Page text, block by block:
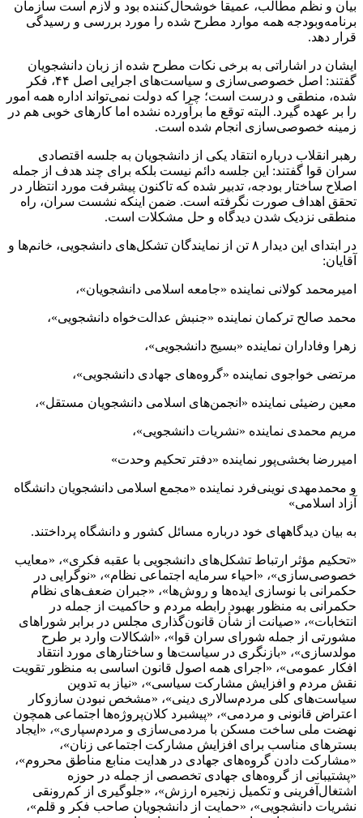
بیان و نظم مطالب، عمیقا خوشحال‌کننده بود و لازم است سازمان
برنامه‌وبودجه همه موارد مطرح شده را مورد بررسی و رسیدگی
قرار دهد.
ایشان در اشاراتی به برخی نکات مطرح شده از زبان دانشجویان
گفتند: اصل خصوصی‌سازی و سیاست‌های اجرایی اصل ۴۴، فکر
شده، منطقی و درست است؛ چرا که دولت نمی‌تواند اداره همه امور
را بر عهده گیرد. البته توقع ما برآورده نشده اما کارهای خوبی هم در
زمینه خصوصی‌سازی انجام شده است.
رهبر انقلاب درباره انتقاد یکی از دانشجویان به جلسه اقتصادی
سران قوا گفتند: این جلسه دائم نیست بلکه برای چند هدف از جمله
اصلاح ساختار بودجه، تدبیر شده که تاکنون پیشرفت مورد انتظار در
تحقق اهداف صورت نگرفته است. ضمن اینکه نشست سران، راه
منطقی نزدیک شدن دیدگاه و حل مشکلات است.
در ابتدای این دیدار ۸ تن از نمایندگان تشکل‌های دانشجویی، خانم‌ها و
آقایان:
امیرمحمد کولانی نماینده «جامعه اسلامی دانشجویان»،
محمد صالح ترکمان نماینده «جنبش عدالت‌خواه دانشجویی»،
زهرا وفاداران نماینده «بسیج دانشجویی»،
مرتضی خواجوی نماینده «گروه‌های جهادی دانشجویی»،
معین رضیئی نماینده «انجمن‌های اسلامی دانشجویان مستقل»،
مریم محمدی نماینده «نشریات دانشجویی»،
امیررضا بخشی‌پور نماینده «دفتر تحکیم وحدت»
و محمدمهدی نوینی‌فرد نماینده «مجمع اسلامی دانشجویان دانشگاه
آزاد اسلامی»
به بیان دیدگاههای خود درباره مسائل کشور و دانشگاه پرداختند.
«تحکیم مؤثر ارتباط تشکل‌های دانشجویی با عقبه فکری»، «معایب
خصوصی‌سازی»، «احیاء سرمایه اجتماعی نظام»، «نوگرایی در
حکمرانی با نوسازی ایده‌ها و روش‌ها»، «جبران ضعف‌های نظام
حکمرانی به منظور بهبود رابطه مردم و حاکمیت از جمله در
انتخابات»، «صیانت از شأن قانون‌گذاری مجلس در برابر شوراهای
مشورتی از جمله شورای سران قوا»، «اشکالات وارد بر طرح
مولدسازی»، «بازنگری در سیاست‌ها و ساختارهای مورد انتقاد
افکار عمومی»، «اجرای همه اصول قانون اساسی به منظور تقویت
نقش مردم و افزایش مشارکت سیاسی»، «نیاز به تدوین
سیاست‌های کلی مردم‌سالاری دینی»، «مشخص نبودن سازوکار
اعتراض قانونی و مردمی»، «پیشبرد کلان‌پروژه‌ها اجتماعی همچون
نهضت ملی ساخت مسکن با مردمی‌سازی و مردم‌سپاری»، «ایجاد
بسترهای مناسب برای افزایش مشارکت اجتماعی زنان»،
«مشارکت دادن گروه‌های جهادی در هدایت منابع مناطق محروم»،
«پشتیبانی از گروه‌های جهادی تخصصی از جمله در حوزه
اشتغال‌آفرینی و تکمیل زنجیره ارزش»، «جلوگیری از کم‌رونقی
نشریات دانشجویی»، «حمایت از دانشجویان صاحب فکر و قلم»،